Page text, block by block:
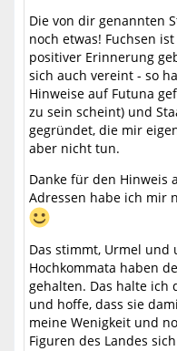
Die von dir genannten
noch etwas! Fuchsen
positiver Erinnerung
sich auch vereint - so
Hinweise auf Futuna
zu sein scheint) und
gegründet, die mir
aber nicht tun.
Danke für den Hinweis
Adressen habe ich mir
Das stimmt, Urmel und
Hochkommata haben
gehalten. Das halte ich
und hoffe, dass sie
meine Wenigkeit und
Figuren des Landes